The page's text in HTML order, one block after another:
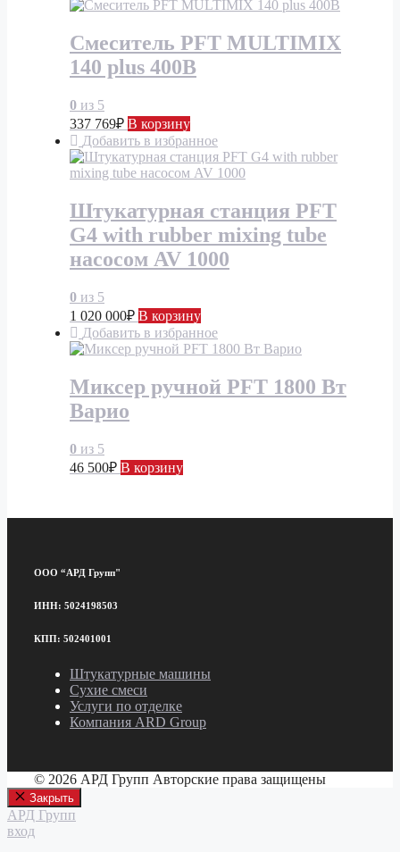
Смеситель PFT MULTIMIX
140 plus 400В
0 из 5
337 769₽ В корзину
Добавить в избранное
Штукатурная станция PFT
G4 with rubber mixing tube
насосом AV 1000
0 из 5
1 020 000₽ В корзину
Добавить в избранное
Миксер ручной PFT 1800 Вт
Варио
0 из 5
46 500₽ В корзину
ООО “АРД Групп"
ИНН: 5024198503
КПП: 502401001
Штукатурные машины
Сухие смеси
Услуги по отделке
Компания ARD Group
© 2026 АРД Групп Авторские права защищены
Закрыть
АРД Групп
вход